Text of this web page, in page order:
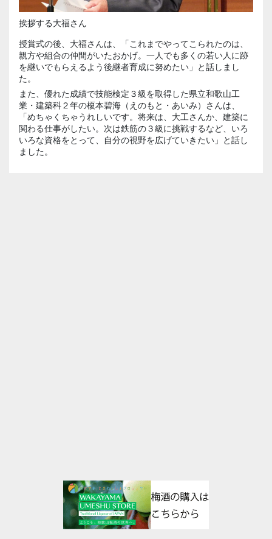
挨拶する大福さん
授賞式の後、大福さんは、「これまでやってこられたのは、
親方や組合の仲間がいたおかげ。一人でも多くの若い人に跡
を継いでもらえるよう後継者育成に努めたい」と話しまし
た。
また、優れた成績で技能検定３級を取得した県立和歌山工
業・建築科２年の榎本碧海（えのもと・あいみ）さんは、
「めちゃくちゃうれしいです。将来は、大工さんか、建築に
関わる仕事がしたい。次は鉄筋の３級に挑戦するなど、いろ
いろな資格をとって、自分の視野を広げていきたい」と話し
ました。